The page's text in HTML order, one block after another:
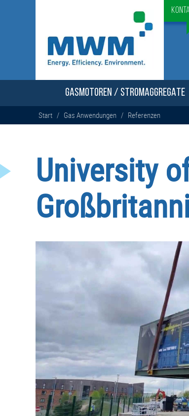
GASMOTOREN / STROMAGGREGATE
Start / Gas Anwendungen / Referenzen
University